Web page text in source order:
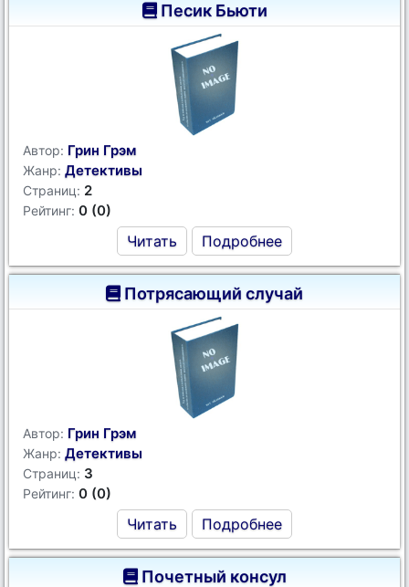
Песик Бьюти
Автор: Грин Грэм
Жанр: Детективы
Страниц: 2
Рейтинг: 0 (0)
Читать Подробнее
Потрясающий случай
Автор: Грин Грэм
Жанр: Детективы
Страниц: 3
Рейтинг: 0 (0)
Читать Подробнее
Почетный консул